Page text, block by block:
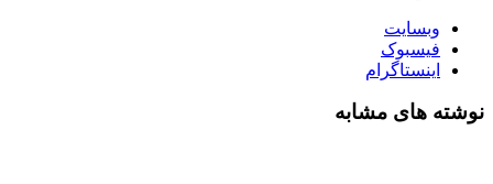
وبسایت
فیسبوک
اینستاگرام
نوشته های مشابه